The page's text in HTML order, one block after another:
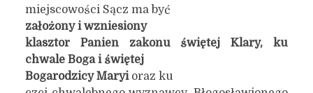
miejscowości Sącz ma być
założony i wzniesiony
klasztor Panien zakonu świętej Klary, ku
chwale Boga i świętej
Bogarodzicy Maryioraz ku